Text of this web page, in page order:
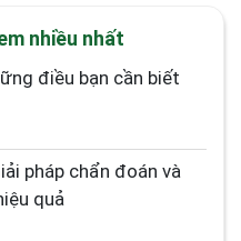
nhiều nhất
quả